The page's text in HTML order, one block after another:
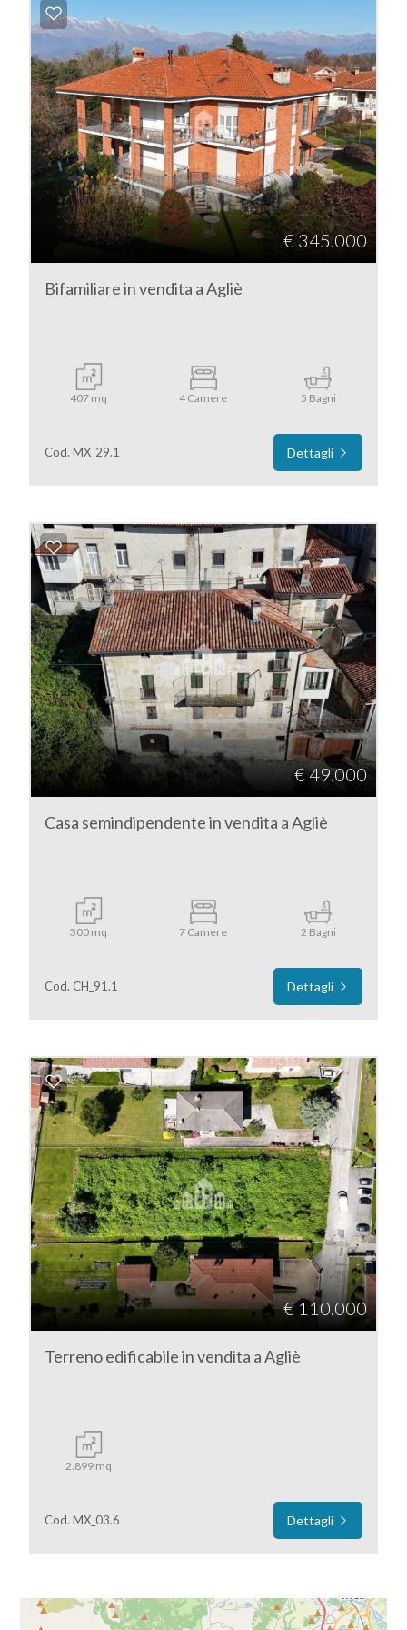
€ 345.000
Bifamiliare in vendita a Agliè
407 mq 4 Camere 5 Bagni
Cod. MX_29.1 Dettagli
€ 49.000
Casa semindipendente in vendita a Agliè
300 mq 7 Camere 2 Bagni
Cod. CH_91.1 Dettagli
€ 110.000
Terreno edificabile in vendita a Agliè
2.899 mq
Cod. MX_03.6 Dettagli
Commerciali
Industriali
Terreni
Prezzo
Locali
minimi
Qualsiasi
1
2
minimi
Qualsiasi
1
2
3
4
1